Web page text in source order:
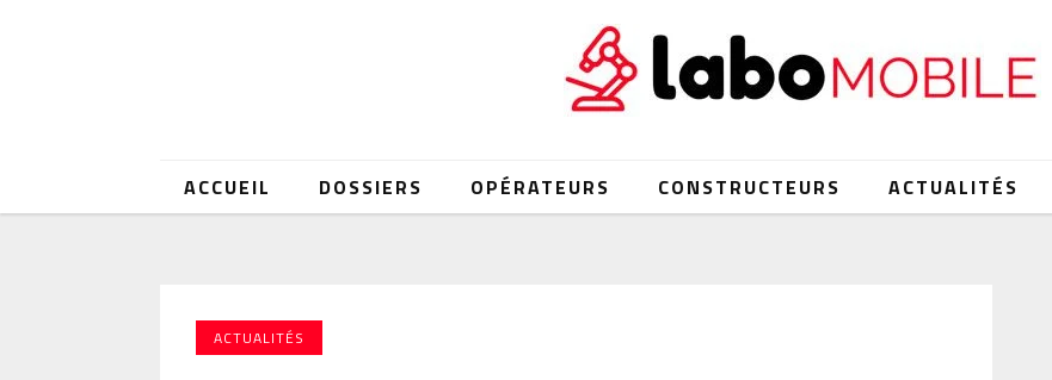
ACCUEIL DOSSIERS OPÉRATEURS CONSTRUCTEURS ACTUALITÉS
ACTUALITÉS